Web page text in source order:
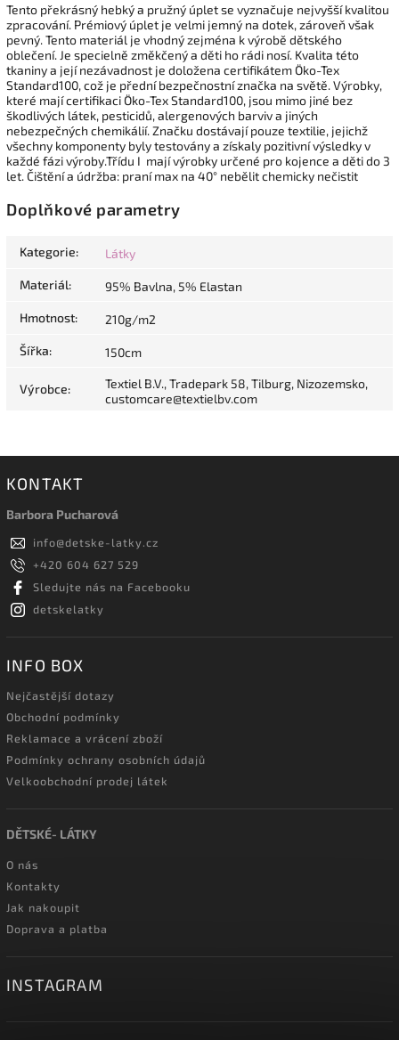
Tento překrásný hebký a pružný úplet se vyznačuje nejvyšší kvalitou
zpracování. Prémiový úplet je velmi jemný na dotek, zároveň však
pevný. Tento materiál je vhodný zejména k výrobě dětského
oblečení. Je specielně změkčený a děti ho rádi nosí. Kvalita této
tkaniny a její nezávadnost je doložena certifikátem Öko-Tex
Standard100, což je přední bezpečnostní značka na světě. Výrobky,
které mají certifikaci Öko-Tex Standard100, jsou mimo jiné bez
škodlivých látek, pesticidů, alergenových barviv a jiných
nebezpečných chemikálií. Značku dostávají pouze textilie, jejichž
všechny komponenty byly testovány a získaly pozitivní výsledky v
každé fázi výroby.Třídu I mají výrobky určené pro kojence a děti do 3
let. Čištění a údržba: praní max na 40° nebělit chemicky nečistit
Doplňkové parametry
Kategorie: Látky
Materiál: 95% Bavlna, 5% Elastan
Hmotnost: 210g/m2
Šířka: 150cm
Výrobce:
Textiel B.V., Tradepark 58, Tilburg, Nizozemsko,
customcare@textielbv.com
KONTAKT
Barbora Pucharová
info@detske-latky.cz
+420 604 627 529
Sledujte nás na Facebooku
detskelatky
INFO BOX
Nejčastější dotazy
Obchodní podmínky
Reklamace a vrácení zboží
Podmínky ochrany osobních údajů
Velkoobchodní prodej látek
DĚTSKÉ- LÁTKY
O nás
Kontakty
Jak nakoupit
Doprava a platba
INSTAGRAM